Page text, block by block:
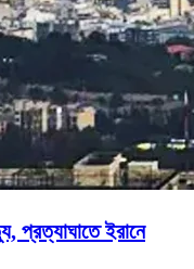
প্রত্যাঘাতে ইরানে